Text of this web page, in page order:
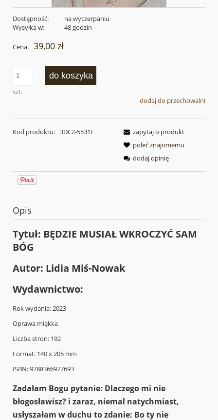
Dostępność:
na wyczerpaniu
Wysyłka w:
48 godzin
Cena: 39,00 zł
szt.
do koszyka
dodaj do przechowalni
Kod produktu: 3DC2-5531F
zapytaj o produkt
poleć znajomemu
dodaj opinię
Opis
Tytuł: BĘDZIE MUSIAŁ WKROCZYĆ SAM
BÓG
Autor: Lidia Miś-Nowak
Wydawnictwo:
Rok wydania: 2023
Oprawa miękka
Liczba stron: 192
Format: 140 x 205 mm
ISBN: 9788366977693
Zadałam Bogu pytanie: Dlaczego mi nie
błogosławisz? i zaraz, niemal natychmiast,
usłyszałam w duchu to zdanie: Bo ty nie